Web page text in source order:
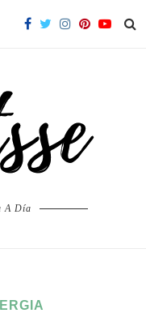
A Día